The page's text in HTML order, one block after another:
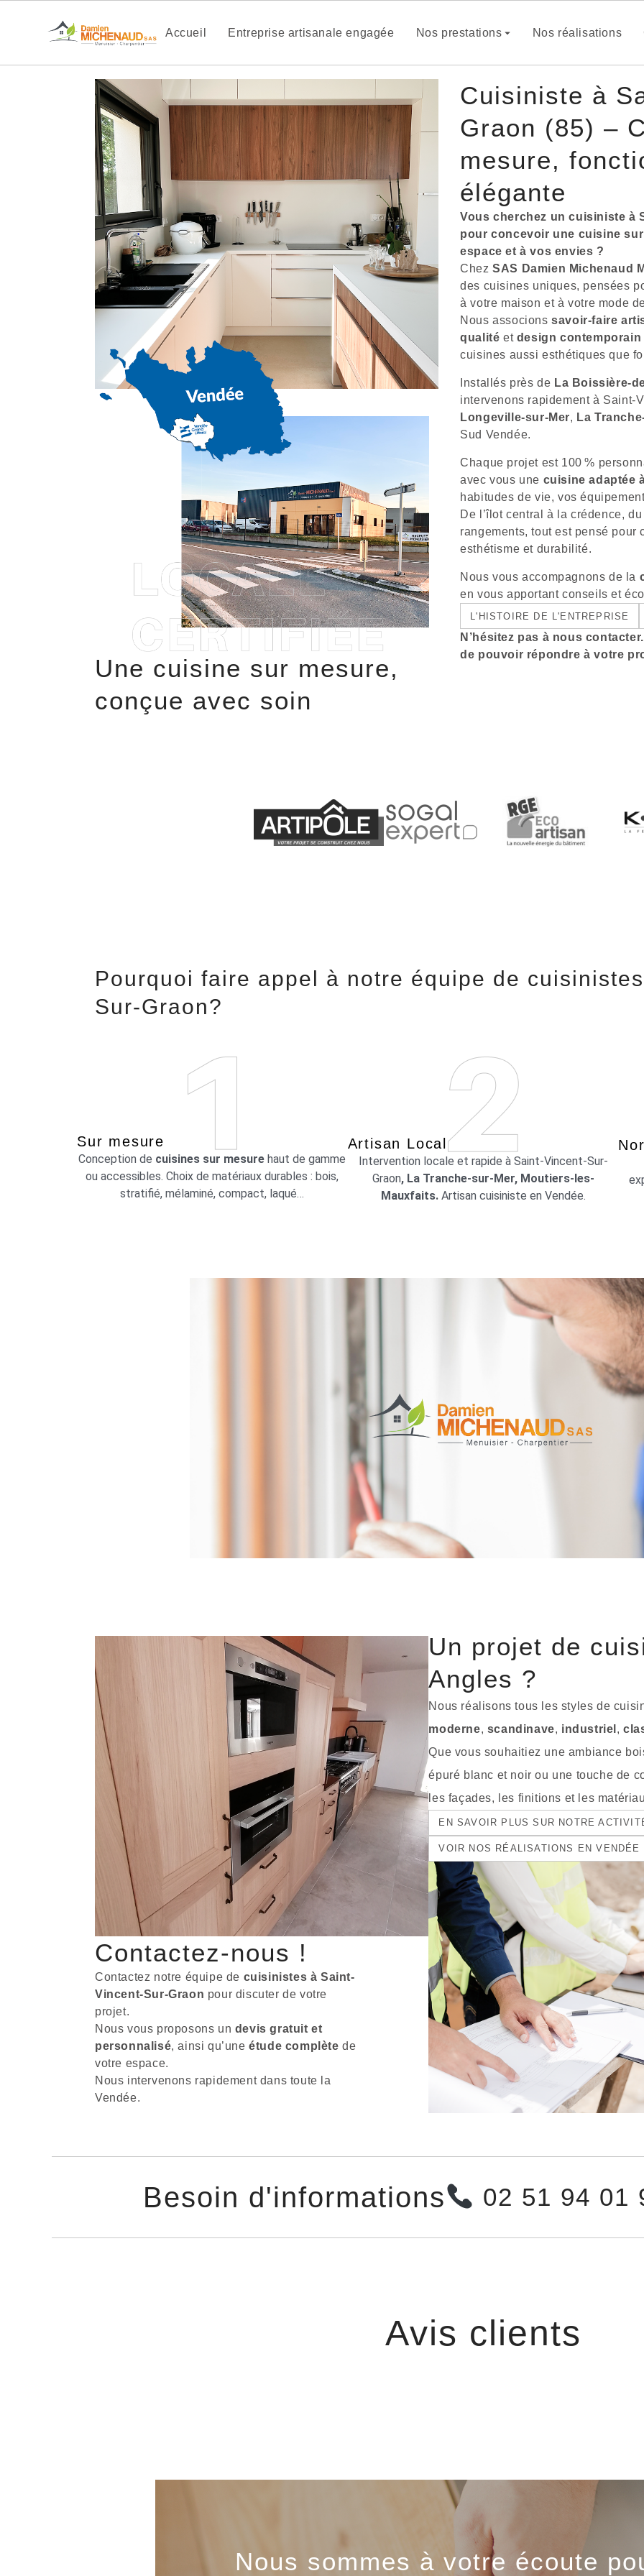
Accueil Entreprise artisanale engagée Nos prestations Nos réalisations
Une cuisine sur mesure,
conçue avec soin
Cuisiniste à
Graon (85) –
mesure,
élégante
Vous cherchez un cuisiniste à
pour concevoir une cuisine
espace et à vos envies ?
ChezSAS Damien Michenaud
des cuisines uniques, pensées
à votre maison et à votre mode
Nous associonssavoir-faire
qualité et design contemporain
cuisines aussi esthétiques que
Installés près de La Boissière-
intervenons rapidement à Saint-
Longeville-sur-Mer, La
Sud Vendée.
Chaque projet est 100 %
avec vous une cuisine adaptée
habitudes de vie, vos
De l’îlot central à la crédence,
rangements, tout est pensé pour
esthétisme et durabilité.
Nous vous accompagnons de la
en vous apportant conseils et
L'HISTOIRE DE L'ENTREPRISE
N’hésitez pas à nous
de pouvoir répondre à votre
Pourquoi faire appel à notre équipe de
Sur-Graon?
Sur mesure
Conception de cuisines sur mesure haut de gamme
ou accessibles. Choix de matériaux durables : bois,
stratifié, mélaminé, compact, laqué…
Artisan Local
Intervention locale et rapide à Saint-Vincent-Sur-
Graon, La Tranche-sur-Mer, Moutiers-les-
Mauxfaits. Artisan cuisiniste en Vendée.
Contactez-nous !
Contactez notre équipe de cuisinistes à Saint-
Vincent-Sur-Graon pour discuter de votre
projet.
Nous vous proposons un devis gratuit et
personnalisé, ainsi qu’uneétude complète de
votre espace.
Nous intervenons rapidement dans toute la
Vendée.
Un projet de
Angles ?
Nous réalisons tous les styles de
moderne, scandinave, industriel ,
Que vous souhaitiez une ambiance
épuré blanc et noir ou une touche de
les façades, les finitions et les
EN SAVOIR PLUS SUR NOTRE
VOIR NOS RÉALISATIONS EN VENDÉE
Besoin d'informations 02 51 94 01
Avis clients
Nous sommes à votre écoute